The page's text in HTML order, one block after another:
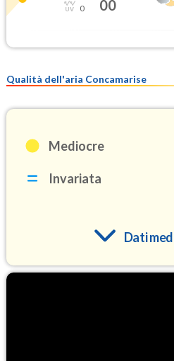
0 00
Qualità dell'aria Concamarise
Mediocre
Invariata
Dati